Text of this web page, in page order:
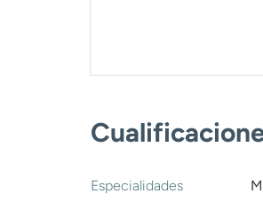
Especialidades